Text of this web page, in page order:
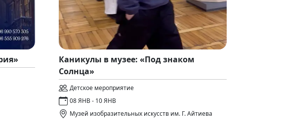
Каникулы в музее: «Под знаком
Солнца»
Детское мероприятие
08 ЯНВ - 10 ЯНВ
Музей изобразительных искусств им. Г. Айтиева